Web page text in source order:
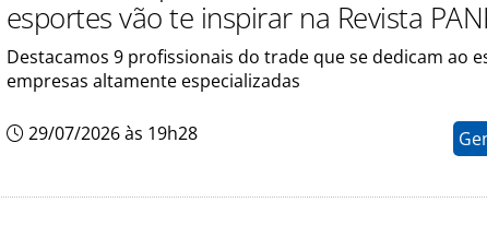
esportes vão te inspirar na Revista
Destacamos 9 profissionais do trade que se dedicam ao
empresas altamente especializadas
29/07/2026 às 19h28